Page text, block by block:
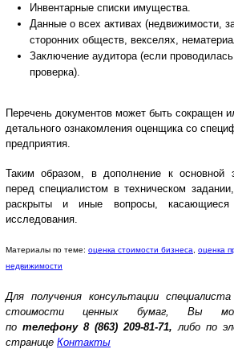
Инвентарные списки имущества.
Данные о всех активах (недвижимости,
сторонних обществ, векселях,
Заключение аудитора (если
проверка).
Перечень документов может быть сокращен
детального ознакомления оценщика со
предприятия.
Таким образом, в дополнение к основной
перед специалистом в техническом
раскрыты и иные вопросы, касающиеся
исследования.
Материалы по теме: оценка стоимости бизнеса оценка
недвижимости
Для получения консультации
стоимости ценных бумаг, Вы
по телефону 8 (863) 209-81-71, либо по
странице Контакты